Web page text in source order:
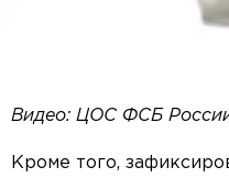
Видео: ЦОС ФСБ
Кроме того,